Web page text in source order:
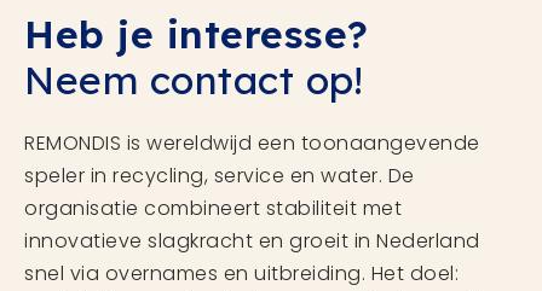
Heb je interesse?
Neem contact op!
REMONDIS is wereldwijd een toonaangevende
speler in recycling, service en water. De
organisatie combineert stabiliteit met
innovatieve slagkracht en groeit in Nederland
snel via overnames en uitbreiding. Het doel: